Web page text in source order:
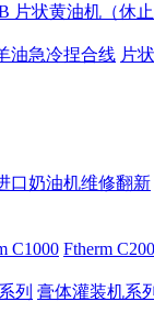
片状黄油机（休止
油急冷捏合线 片
口奶油机维修翻新
C1000 Ftherm
列 膏体灌装机系列